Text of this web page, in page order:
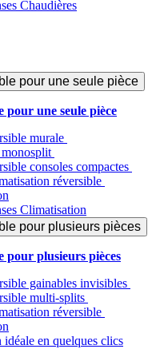
Chaudières
pour une seule pièce
une seule pièce
murale
consoles compactes
réversible
Climatisation
pour plusieurs pièces
pour plusieurs pièces
gainables invisibles
multi-splits
réversible
en quelques clics